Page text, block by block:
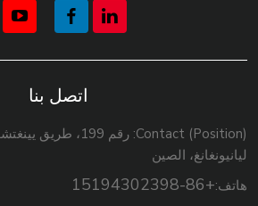
اتصل بنا
ليانيونغانغ، الصين
هاتف:+86-15194302398